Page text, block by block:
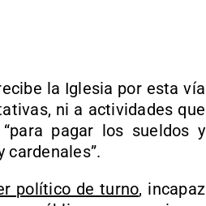
la Iglesia por esta vía
ni a actividades que
pagar los sueldos y
cardenales”.
político de turno, incapaz